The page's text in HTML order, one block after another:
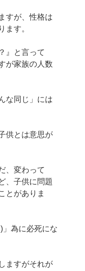
すが、性格は
ます。
』と言って
が家族の人数
な同じ」には
供とは意思が
、変わって
、子供に問題
とがありま
」為に必死にな
ますがそれが